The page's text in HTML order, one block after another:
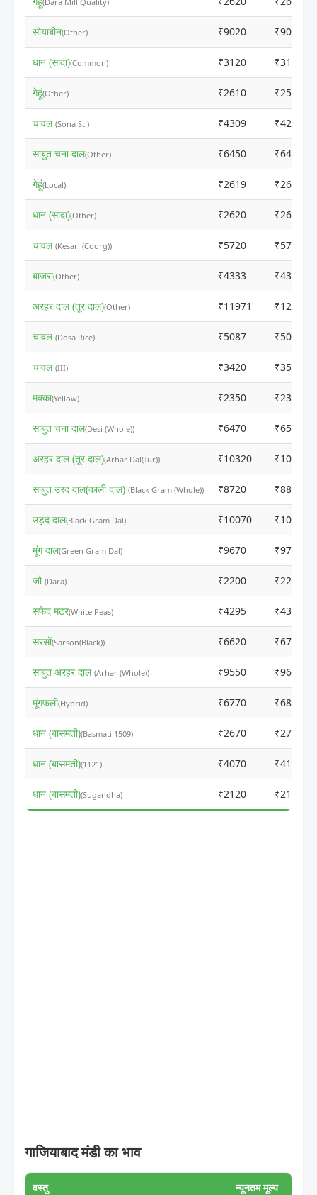
सोयाबीन(Other) ₹9020 ₹9000
धान (सादा)(Common) ₹3120 ₹3100
गेहूं(Other) ₹2610 ₹2590
चावल (Sona St.) ₹4309 ₹4289
साबुत चना दाल(Other) ₹6450 ₹6430
गेहूं(Local) ₹2619 ₹2611
धान (सादा)(Other) ₹2620 ₹2600
चावल (Kesari (Coorg)) ₹5720 ₹5700
बाजरा(Other) ₹4333 ₹4313
अरहर दाल (तूर दाल)(Other) ₹11971 ₹12685
चावल (Dosa Rice) ₹5087 ₹5067
चावल (III) ₹3420 ₹3500
मक्का(Yellow) ₹2350 ₹2370
साबुत चना दाल(Desi (Whole)) ₹6470 ₹6550
अरहर दाल (तूर दाल)(Arhar Dal(Tur)) ₹10320 ₹10400
साबुत उरद दाल(काली दाल) (Black Gram (Whole)) ₹8720 ₹8800
उड़द दाल(Black Gram Dal) ₹10070 ₹10150
मूंग दाल(Green Gram Dal) ₹9670 ₹9750
जौ (Dara) ₹2200 ₹2220
सफेद मटर(White Peas) ₹4295 ₹4375
सरसों(Sarson(Black)) ₹6620 ₹6755
साबुत अरहर दाल (Arhar (Whole)) ₹9550 ₹9630
मूंगफली(Hybrid) ₹6770 ₹6850
धान (बासमती)(Basmati 1509) ₹2670 ₹2750
धान (बासमती)(1121) ₹4070 ₹4150
धान (बासमती)(Sugandha) ₹2120 ₹2150
गाजियाबाद मंडी का भाव
वस्तु न्यूनतम मूल्य